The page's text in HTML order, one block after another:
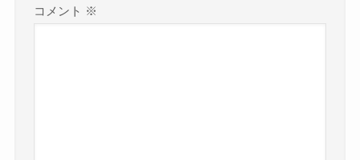
コメント ※